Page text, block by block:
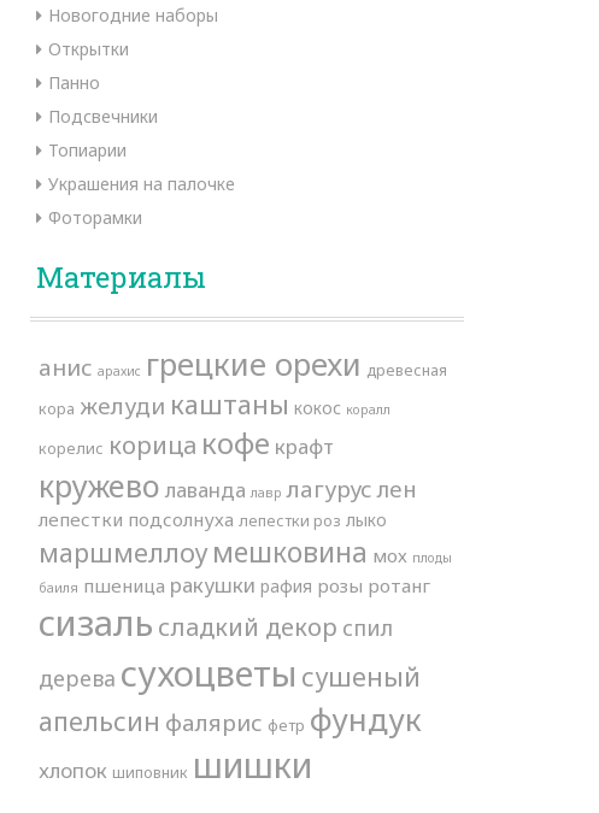
Новогодние наборы
Открытки
Панно
Подсвечники
Топиарии
Украшения на палочке
Фоторамки
Материалы
анис арахис грецкие орехи древесная
кора желуди каштаны кокос коралл
корелис корица кофе крафт
кружево лаванда лавр лагурус лен
лепестки подсолнуха лепестки роз лыко
маршмеллоу мешковина мох плоды
баиля пшеница ракушки рафия розы ротанг
сизаль сладкий декор спил
дерева сухоцветы сушеный
апельсин фалярис фетр фундук
хлопок шиповник шишки